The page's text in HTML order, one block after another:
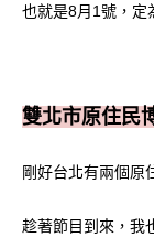
也就是8月1號，定
雙北市原住民
剛好台北有兩個原
趁著節目到來，我